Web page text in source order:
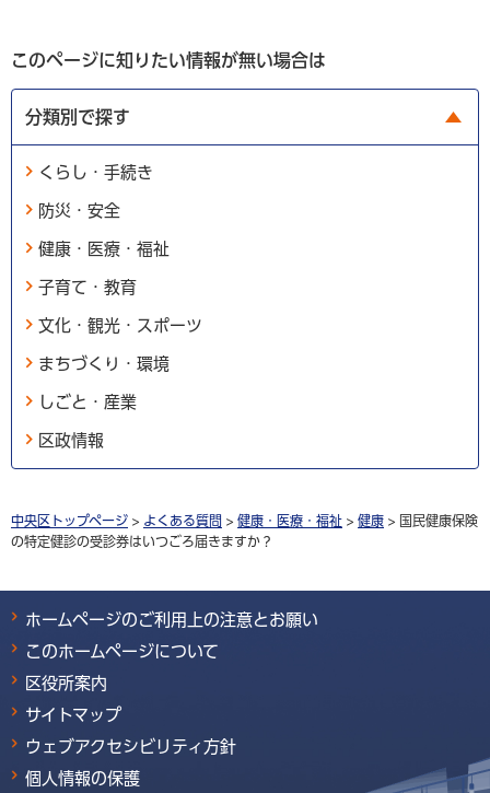
このページに知りたい情報が無い場合は
分類別で探す
くらし・手続き
防災・安全
健康・医療・福祉
子育て・教育
文化・観光・スポーツ
まちづくり・環境
しごと・産業
区政情報
中央区トップページ > よくある質問 > 健康・医療・福祉 > 健康 > 国民健康保険
の特定健診の受診券はいつごろ届きますか？
ホームページのご利用上の注意とお願い
このホームページについて
区役所案内
サイトマップ
ウェブアクセシビリティ方針
個人情報の保護